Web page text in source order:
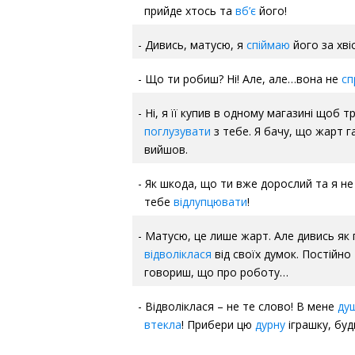
прийде хтось та вб’є його!
Дивись, матусю, я спіймаю його за
Що ти робиш? Ні! Але, але…вона не
Ні, я її купив в одному магазині щоб
поглузувати з тебе. Я бачу, що жарт
вийшов.
Як шкода, що ти вже дорослий та я
тебе відлупцювати!
Матусю, це лише жарт. Але дивись як
відволіклася від своїх думок. Постійно
говориш, що про роботу…
Відволіклася – не те слово! В мене
втекла! Прибери цю дурну іграшку,